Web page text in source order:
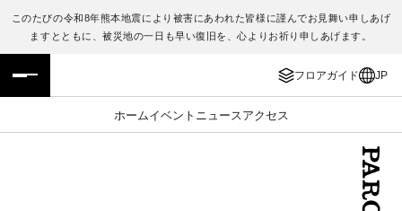
このたびの令和8年熊本地震により被害にあわれた皆様に謹んでお見舞い申しあげ
ますとともに、被災地の一日も早い復旧を、心よりお祈り申しあげます。
フロアガイド JP
ホームイベント ニュース アクセス
フロアガイド
施設案内・アクセス
ENGLISH
繁体字